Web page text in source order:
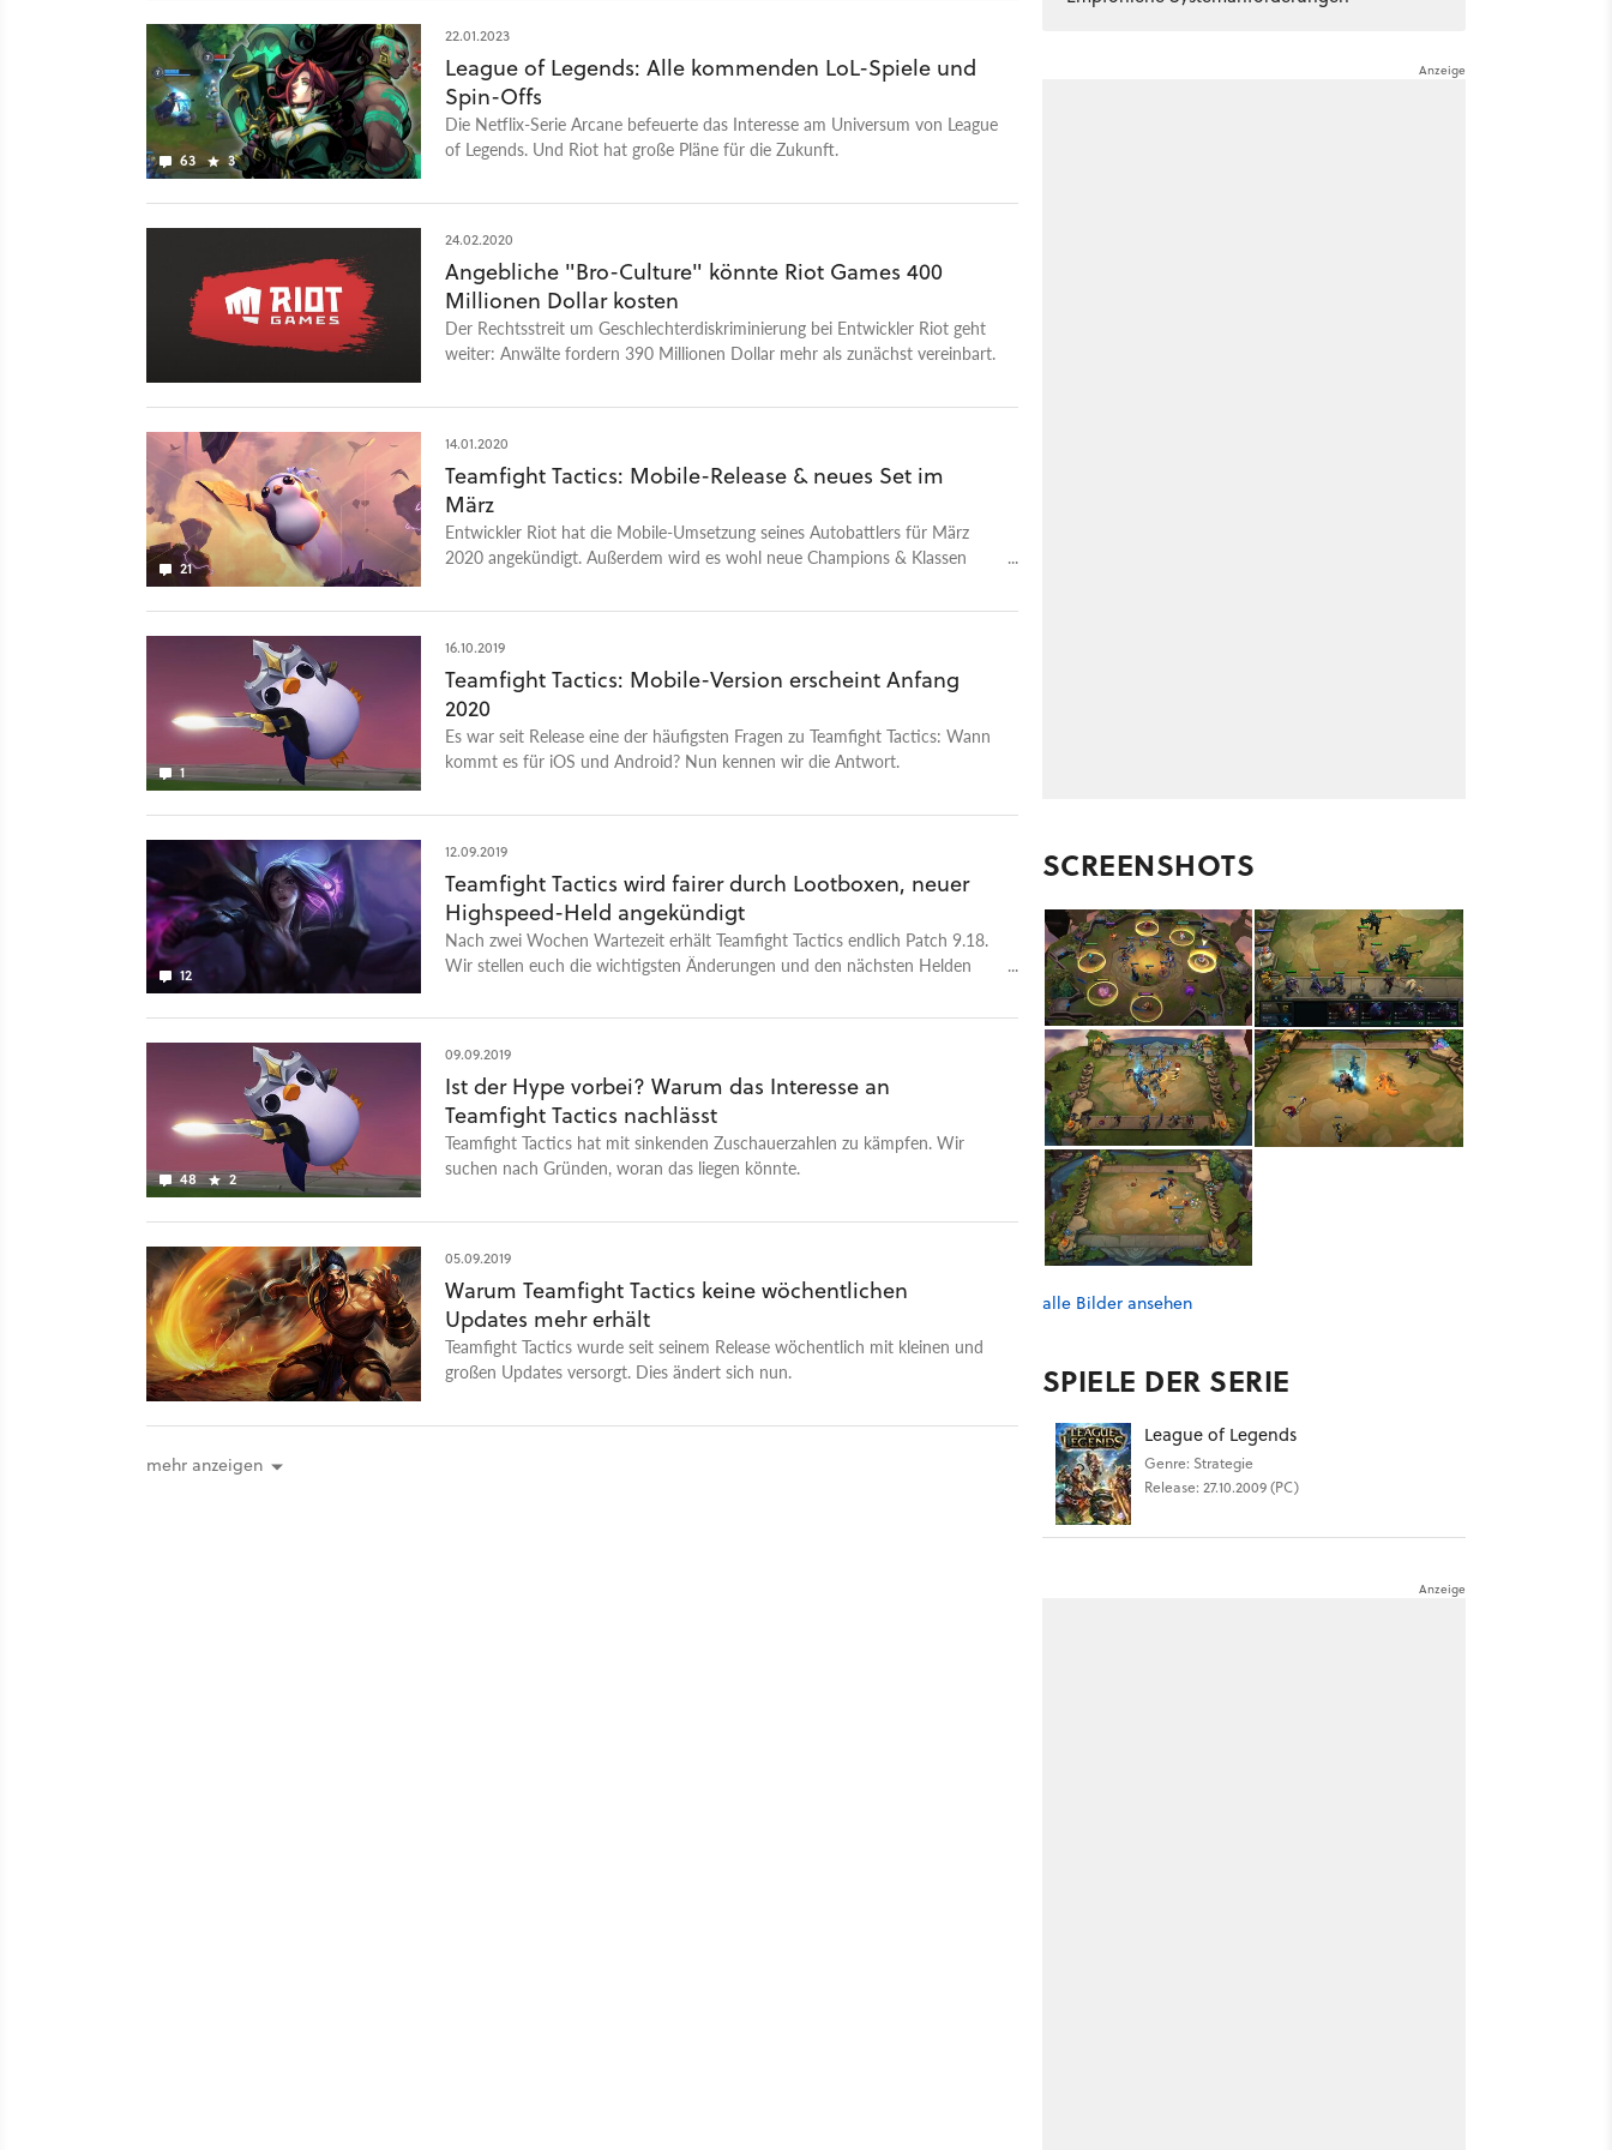
Themenwünsche habt, dann schreibt sie gerne in die Kommentare!
einige Rückblenden und legendäre Kämpfe, bis sie schließlich wieder im
sicheren Wohnzimmer aufwachen. Doch sie sind nicht allein. Sie werden
von einigen Schlüsselfiguren aus Arcane begrüßt, auch denen, die am Ende
der Serie eigentlich gar nicht mehr am Leben sind. Das Getummel gipfelt in
einer herzerwärmenden Gruppenumarmung, die die Wunden heilt, die das
63 3
22.01.2023
League of Legends: Alle kommenden LoL-Spiele und
Spin-Offs
Die Netflix-Serie Arcane befeuerte das Interesse am Universum von League
of Legends. Und Riot hat große Pläne für die Zukunft.
24.02.2020
Angebliche "Bro-Culture" könnte Riot Games 400
Millionen Dollar kosten
Der Rechtsstreit um Geschlechterdiskriminierung bei Entwickler Riot geht
weiter: Anwälte fordern 390 Millionen Dollar mehr als zunächst vereinbart.
21
14.01.2020
Teamfight Tactics: Mobile-Release & neues Set im
März
Entwickler Riot hat die Mobile-Umsetzung seines Autobattlers für März
2020 angekündigt. Außerdem wird es wohl neue Champions & Klassen
1
16.10.2019
Teamfight Tactics: Mobile-Version erscheint Anfang
2020
Es war seit Release eine der häufigsten Fragen zu Teamfight Tactics: Wann
kommt es für iOS und Android? Nun kennen wir die Antwort.
12
12.09.2019
Teamfight Tactics wird fairer durch Lootboxen, neuer
Highspeed-Held angekündigt
Nach zwei Wochen Wartezeit erhält Teamfight Tactics endlich Patch 9.18.
Wir stellen euch die wichtigsten Änderungen und den nächsten Helden
48 2
09.09.2019
Ist der Hype vorbei? Warum das Interesse an
Teamfight Tactics nachlässt
Teamfight Tactics hat mit sinkenden Zuschauerzahlen zu kämpfen. Wir
suchen nach Gründen, woran das liegen könnte.
05.09.2019
Warum Teamfight Tactics keine wöchentlichen
Updates mehr erhält
Teamfight Tactics wurde seit seinem Release wöchentlich mit kleinen und
großen Updates versorgt. Dies ändert sich nun.
mehr anzeigen
SCREENSHOTS
alle Bilder ansehen
SPIELE DER SERIE
League of Legends
Genre: Strategie
Release: 27.10.2009 (PC)